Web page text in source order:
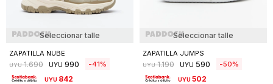
Seleccionar talle
ZAPATILLA NUBE
UYU 1.690 UYU 990 41
UYU 842
Seleccionar talle
ZAPATILLA JUMPS
UYU 1.190 UYU 590 50
UYU502